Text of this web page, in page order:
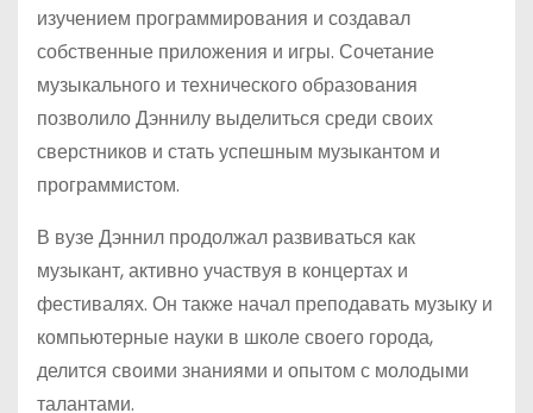
изучением программирования и создавал
собственные приложения и игры. Сочетание
музыкального и технического образования
позволило Дэннилу выделиться среди своих
сверстников и стать успешным музыкантом и
программистом.
В вузе Дэннил продолжал развиваться как
музыкант, активно участвуя в концертах и
фестивалях. Он также начал преподавать музыку и
компьютерные науки в школе своего города,
делится своими знаниями и опытом с молодыми
талантами.